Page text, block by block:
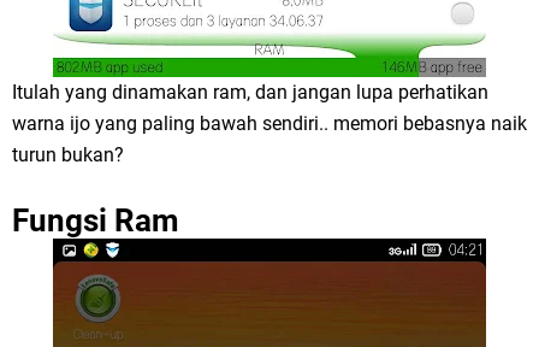
Itulah yang dinamakan ram, dan jangan lupa perhatikan
warna ijo yang paling bawah sendiri.. memori bebasnya naik
turun bukan?
Fungsi Ram